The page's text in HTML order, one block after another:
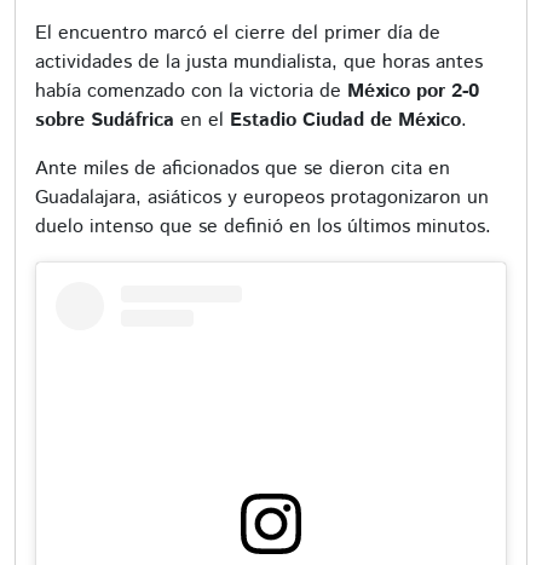
El encuentro marcó el cierre del primer día de
actividades de la justa mundialista, que horas antes
había comenzado con la victoria de México por 2-0
sobre Sudáfrica en el Estadio Ciudad de México.
Ante miles de aficionados que se dieron cita en
Guadalajara, asiáticos y europeos protagonizaron un
duelo intenso que se definió en los últimos minutos.